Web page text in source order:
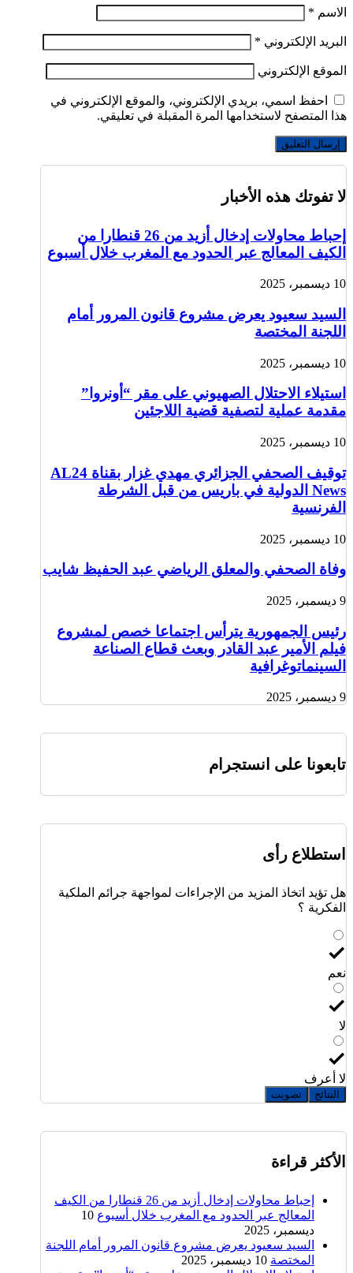
الاسم *
البريد الإلكتروني *
الموقع الإلكتروني
احفظ اسمي، بريدي الإلكتروني، والموقع الإلكتروني في
هذا المتصفح لاستخدامها المرة المقبلة في تعليقي.
لا تفوتك هذه الأخبار
إحباط محاولات إدخال أزيد من 26 قنطارا من
الكيف المعالج عبر الحدود مع المغرب خلال أسبوع
10 ديسمبر، 2025
السيد سعيود يعرض مشروع قانون المرور أمام
اللجنة المختصة
10 ديسمبر، 2025
استيلاء الاحتلال الصهيوني على مقر “أونروا”
مقدمة عملية لتصفية قضية اللاجئين
10 ديسمبر، 2025
توقيف الصحفي الجزائري مهدي غزار بقناة AL24
News الدولية في باريس من قبل الشرطة
الفرنسية
10 ديسمبر، 2025
وفاة الصحفي والمعلق الرياضي عبد الحفيظ شايب
9 ديسمبر، 2025
رئيس الجمهورية يترأس اجتماعا خصص لمشروع
فيلم الأمير عبد القادر وبعث قطاع الصناعة
السينماتوغرافية
9 ديسمبر، 2025
تابعونا على انستجرام
استطلاع رأى
هل تؤيد اتخاذ المزيد من الإجراءات لمواجهة جرائم الملكية
الفكرية ؟
نعم
لا
لا أعرف
النتائج تصويت
الأكثر قراءة
إحباط محاولات إدخال أزيد من 26 قنطارا من الكيف
المعالج عبر الحدود مع المغرب خلال أسبوع 10
ديسمبر، 2025
السيد سعيود يعرض مشروع قانون المرور أمام اللجنة
المختصة 10 ديسمبر، 2025